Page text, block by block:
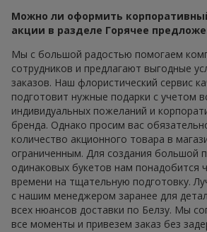
Можно ли оформить
акции в разделе Горячее
Мы с большой радостью помогаем
сотрудников и предлагают выгодные
заказов. Наш флористический сервис
подготовит нужные подарки с учетом
индивидуальных пожеланий и
бренда. Однако просим вас
количество акционного товара в
ограниченным. Для создания большой
одинаковых букетов нам понадобится
времени на тщательную подготовку.
с нашим менеджером заранее для
всех нюансов доставки по Белзу. Мы
все моменты и привезем заказ без